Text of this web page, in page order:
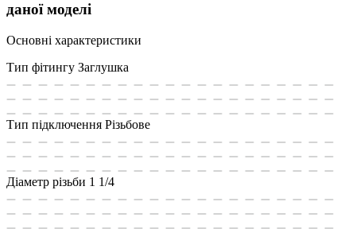
даної моделі
Основні характеристики
Тип фітингу Заглушка
Тип підключення Різьбове
Діаметр різьби 1 1/4